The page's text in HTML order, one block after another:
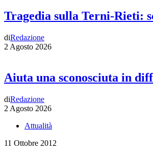
Tragedia sulla Terni-Rieti:
diRedazione
2 Agosto 2026
Aiuta una sconosciuta in
diRedazione
2 Agosto 2026
Attualità
11 Ottobre 2012